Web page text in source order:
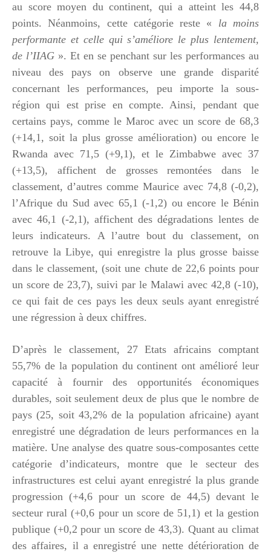
au score moyen du continent, qui a atteint les 44,8
points. Néanmoins, cette catégorie reste « la moins
performante et celle qui s’améliore le plus lentement,
de l’IIAG ». Et en se penchant sur les performances au
niveau des pays on observe une grande disparité
concernant les performances, peu importe la sous-
région qui est prise en compte. Ainsi, pendant que
certains pays, comme le Maroc avec un score de 68,3
(+14,1, soit la plus grosse amélioration) ou encore le
Rwanda avec 71,5 (+9,1), et le Zimbabwe avec 37
(+13,5), affichent de grosses remontées dans le
classement, d’autres comme Maurice avec 74,8 (-0,2),
l’Afrique du Sud avec 65,1 (-1,2) ou encore le Bénin
avec 46,1 (-2,1), affichent des dégradations lentes de
leurs indicateurs. A l’autre bout du classement, on
retrouve la Libye, qui enregistre la plus grosse baisse
dans le classement, (soit une chute de 22,6 points pour
un score de 23,7), suivi par le Malawi avec 42,8 (-10),
ce qui fait de ces pays les deux seuls ayant enregistré
une régression à deux chiffres.
D’après le classement, 27 Etats africains comptant
55,7% de la population du continent ont amélioré leur
capacité à fournir des opportunités économiques
durables, soit seulement deux de plus que le nombre de
pays (25, soit 43,2% de la population africaine) ayant
enregistré une dégradation de leurs performances en la
matière. Une analyse des quatre sous-composantes cette
catégorie d’indicateurs, montre que le secteur des
infrastructures est celui ayant enregistré la plus grande
progression (+4,6 pour un score de 44,5) devant le
secteur rural (+0,6 pour un score de 51,1) et la gestion
publique (+0,2 pour un score de 43,3). Quant au climat
des affaires, il a enregistré une nette détérioration de